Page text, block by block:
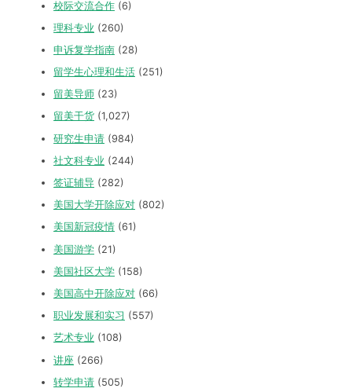
校际交流合作 (6)
理科专业 (260)
申诉复学指南 (28)
留学生心理和生活 (251)
留美导师 (23)
留美干货 (1,027)
研究生申请 (984)
社文科专业 (244)
签证辅导 (282)
美国大学开除应对 (802)
美国新冠疫情 (61)
美国游学 (21)
美国社区大学 (158)
美国高中开除应对 (66)
职业发展和实习 (557)
艺术专业 (108)
讲座 (266)
转学申请 (505)